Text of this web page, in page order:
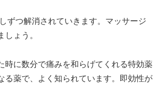
ずつ解消されていきます。マッサージ
ょう。
に数分で痛みを和らげてくれる特効薬
る薬で、よく知られています。即効性が